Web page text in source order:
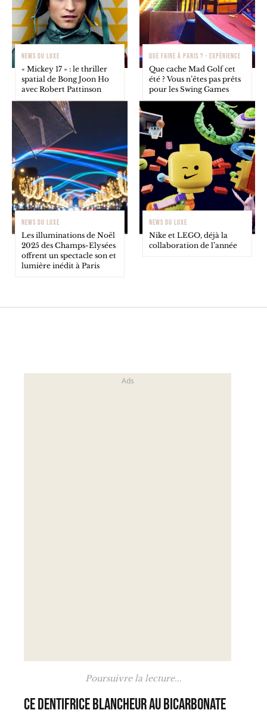
NEWS DU LUXE
« Mickey 17 » : le thriller
spatial de Bong Joon Ho
avec Robert Pattinson
QUE FAIRE À PARIS ? - EXPÉRIENCE
Que cache Mad Golf cet
été ? Vous n’êtes pas prêts
pour les Swing Games
NEWS DU LUXE
Les illuminations de Noël
2025 des Champs-Elysées
offrent un spectacle son et
lumière inédit à Paris
NEWS DU LUXE
Nike et LEGO, déjà la
collaboration de l’année
Poursuivre la lecture...
Ce dentifrice blancheur au bicarbonate